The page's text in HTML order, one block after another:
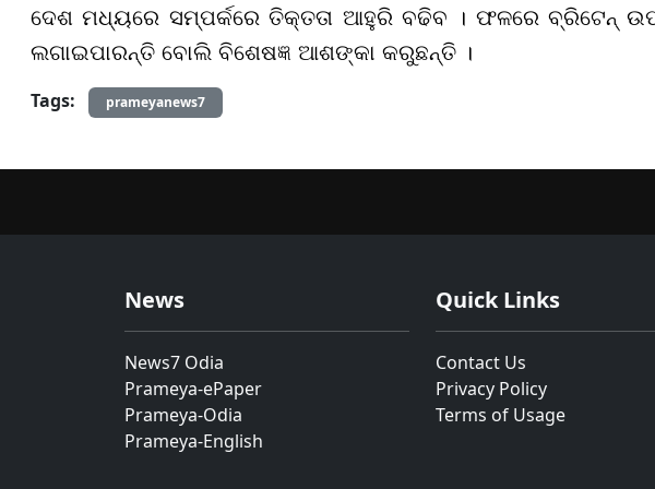
ଦେଶ ମଧ୍ୟରେ ସମ୍ପର୍କରେ ତିକ୍ତତା ଆହୁରି ବଢିବ । ଫଳରେ ବ୍ରିଟେନ୍
ଲଗାଇପାରନ୍ତି ବୋଲି ବିଶେଷଜ୍ଞ ଆଶଙ୍କା କରୁଛନ୍ତି ।
Tags:
prameyanews7
News
News7 Odia
Prameya-ePaper
Prameya-Odia
Prameya-English
Quick Links
Contact Us
Privacy Policy
Terms of Usage